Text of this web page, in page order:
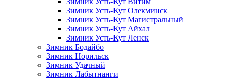
Зимник Усть-Кут Олекминск
Зимник Усть-Кут Магистральный
Зимник Усть-Кут Айхал
Зимник Усть-Кут Ленск
Зимник Бодайбо
Зимник Норильск
Зимник Удачный
Зимник Лабытнанги